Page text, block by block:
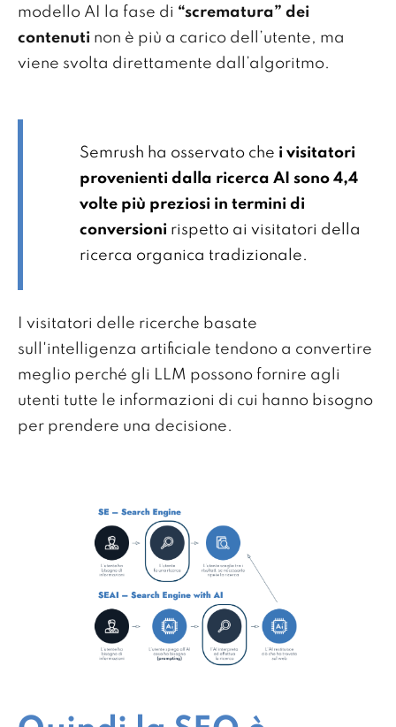
modello AI la fase di “scrematura” dei
contenuti non è più a carico dell’utente, ma
viene svolta direttamente dall’algoritmo.
Semrush ha osservato che i visitatori
provenienti dalla ricerca AI sono 4,4
volte più preziosi in termini di
conversioni rispetto ai visitatori della
ricerca organica tradizionale.
I visitatori delle ricerche basate
sull'intelligenza artificiale tendono a convertire
meglio perché gli LLM possono fornire agli
utenti tutte le informazioni di cui hanno bisogno
per prendere una decisione.